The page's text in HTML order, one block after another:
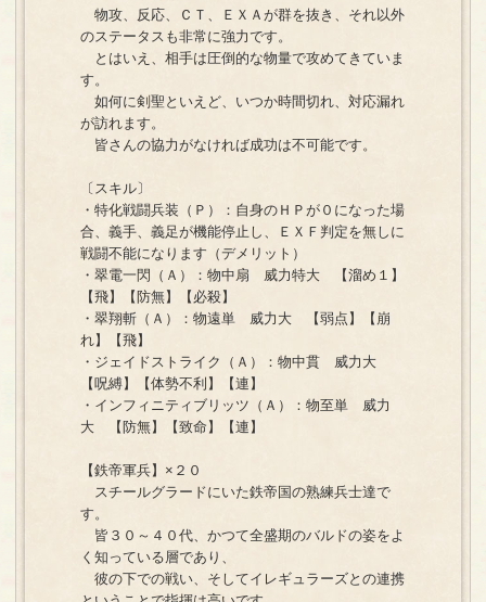
物攻、反応、ＣＴ、ＥＸＡが群を抜き、それ以外
のステータスも非常に強力です。
とはいえ、相手は圧倒的な物量で攻めてきていま
す。
如何に剣聖といえど、いつか時間切れ、対応漏れ
が訪れます。
皆さんの協力がなければ成功は不可能です。
〔スキル〕
・特化戦闘兵装（Ｐ）：自身のＨＰが０になった場
合、義手、義足が機能停止し、ＥＸＦ判定を無しに
戦闘不能になります（デメリット）
・翠電一閃（Ａ）：物中扇 威力特大 【溜め１】
【飛】【防無】【必殺】
・翠翔斬（Ａ）：物遠単 威力大 【弱点】【崩
れ】【飛】
・ジェイドストライク（Ａ）：物中貫 威力大
【呪縛】【体勢不利】【連】
・インフィニティブリッツ（Ａ）：物至単 威力
大 【防無】【致命】【連】
【鉄帝軍兵】×２０
スチールグラードにいた鉄帝国の熟練兵士達で
す。
皆３０～４０代、かつて全盛期のバルドの姿をよ
く知っている層であり、
彼の下での戦い、そしてイレギュラーズとの連携